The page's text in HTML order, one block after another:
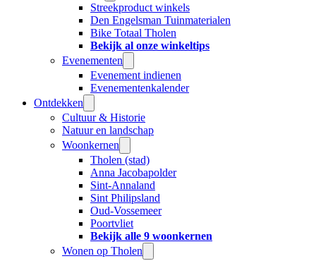
Streekproduct winkels
Den Engelsman Tuinmaterialen
Bike Totaal Tholen
Bekijk al onze winkeltips
Evenementen
Evenement indienen
Evenementenkalender
Ontdekken
Cultuur & Historie
Natuur en landschap
Woonkernen
Tholen (stad)
Anna Jacobapolder
Sint-Annaland
Sint Philipsland
Oud-Vossemeer
Poortvliet
Bekijk alle 9 woonkernen
Wonen op Tholen